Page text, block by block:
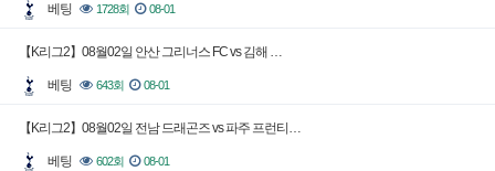
베팅 1728회 08-01
【K리그2】08월02일 안산 그리너스 FC vs 김해 …
베팅 643회 08-01
【K리그2】08월02일 전남 드래곤즈 vs 파주 프런티…
베팅 602회 08-01